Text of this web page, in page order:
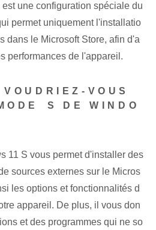
une configuration spéciale du
permet uniquement l'installatio
dans le Microsoft Store, afin d'a
performances de l'appareil.
VOUS
⁣S‍ DE WINDO
11 S vous permet d'installer des
sources externes sur le Micros
les options et fonctionnalités d
appareil. De plus, il vous don
et des programmes qui ne so